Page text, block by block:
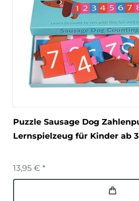
Puzzle Sausage Dog
Lernspielzeug für Kinder ab
13,95 € *